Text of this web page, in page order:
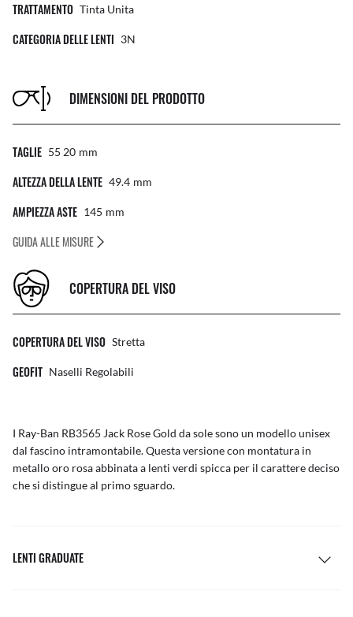
TRATTAMENTO Tinta Unita
CATEGORIA DELLE LENTI 3N
DIMENSIONI DEL PRODOTTO
TAGLIE 55 20 Mm
ALTEZZA DELLA LENTE 49.4 Mm
AMPIEZZA ASTE 145 Mm
GUIDA ALLE MISURE
COPERTURA DEL VISO
COPERTURA DEL VISO Stretta
GEOFIT Naselli Regolabili
I Ray-Ban RB3565 Jack Rose Gold da sole sono un modello unisex
dal fascino intramontabile. Questa versione con montatura in
metallo oro rosa abbinata a lenti verdi spicca per il carattere deciso
che si distingue al primo sguardo.
LENTI GRADUATE